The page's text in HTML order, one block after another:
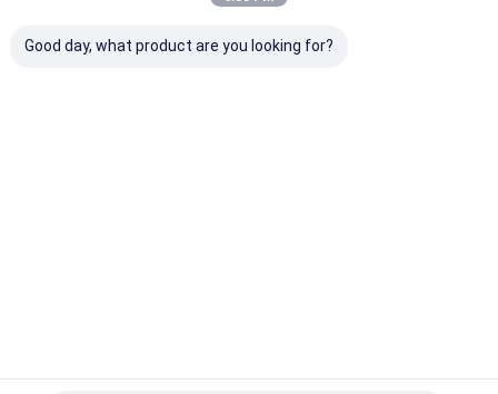
Reserved.
Good day, what product are you looking for?